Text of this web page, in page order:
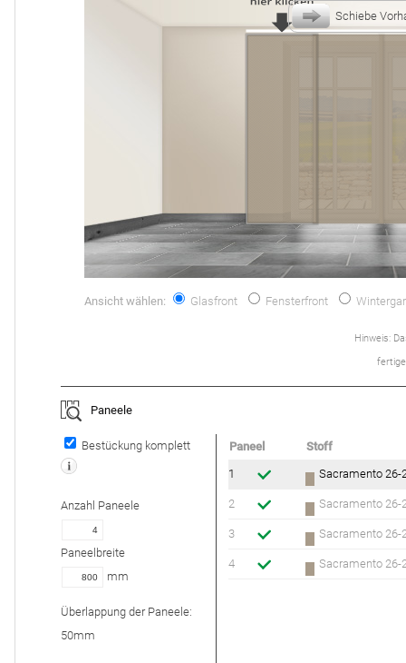
Ansicht wählen: Glasfront Fensterfront
Hinweis:
Schiebe
Paneele
Bestückung komplett
Anzahl Paneele
Paneelbreite
mm
Überlappung der Paneele:
50mm
Paneel
Stoff
1
Sacramento 26-
2 Sacramento 26-
3 Sacramento 26-
4 Sacramento 26-